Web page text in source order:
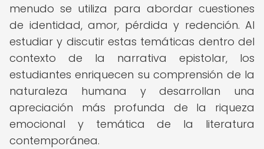
menudo se utiliza para abordar cuestiones
de identidad, amor, pérdida y redención. Al
estudiar y discutir estas temáticas dentro del
contexto de la narrativa epistolar, los
estudiantes enriquecen su comprensión de la
naturaleza humana y desarrollan una
apreciación más profunda de la riqueza
emocional y temática de la literatura
contemporánea.